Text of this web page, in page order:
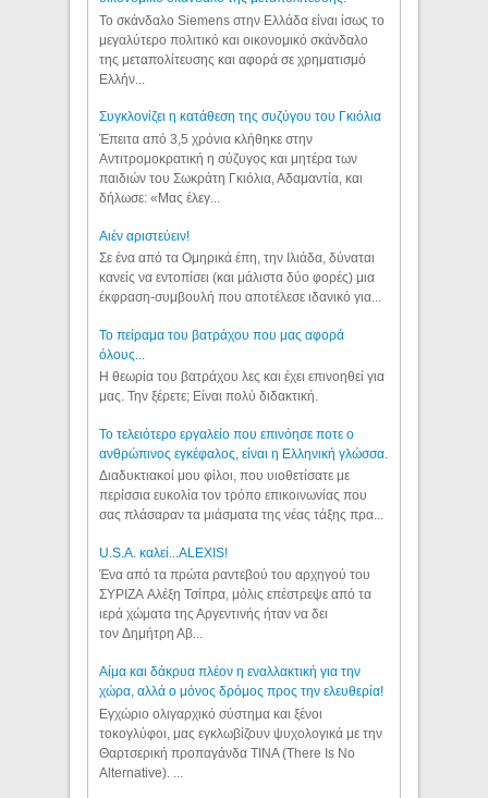
Το σκάνδαλο Siemens στην Ελλάδα είναι ίσως το
μεγαλύτερο πολιτικό και οικονομικό σκάνδαλο
της μεταπολίτευσης και αφορά σε χρηματισμό
Ελλήν...
Συγκλονίζει η κατάθεση της συζύγου του Γκιόλια
Έπειτα από 3,5 χρόνια κλήθηκε στην
Αντιτρομοκρατική η σύζυγος και μητέρα των
παιδιών του Σωκράτη Γκιόλια, Αδαμαντία, και
δήλωσε: «Μας έλεγ...
Aιέν αριστεύειν!
Σε ένα από τα Ομηρικά έπη, την Ιλιάδα, δύναται
κανείς να εντοπίσει (και μάλιστα δύο φορές) μια
έκφραση-συμβουλή που αποτέλεσε ιδανικό για...
Το πείραμα του βατράχου που μας αφορά
όλους...
Η θεωρία του βατράχου λες και έχει επινοηθεί για
μας. Την ξέρετε; Είναι πολύ διδακτική.
Το τελειότερο εργαλείο που επινόησε ποτε ο
ανθρώπινος εγκέφαλος, είναι η Ελληνική γλώσσα.
Διαδυκτιακοί μου φίλοι, που υιοθετίσατε με
περίσσια ευκολία τον τρόπο επικοινωνίας που
σας πλάσαραν τα μιάσματα της νέας τάξης πρα...
U.S.A. καλεί...ALEXIS!
Ένα από τα πρώτα ραντεβού του αρχηγού του
ΣΥΡΙΖΑ Αλέξη Τσίπρα, μόλις επέστρεψε από τα
ιερά χώματα της Αργεντινής ήταν να δει
τον Δημήτρη Αβ...
Αίμα και δάκρυα πλέον η εναλλακτική για την
χώρα, αλλά ο μόνος δρόμος προς την ελευθερία!
Εγχώριο ολιγαρχικό σύστημα και ξένοι
τοκογλύφοι, μας εγκλωβίζουν ψυχολογικά με την
Θαρτσερική προπαγάνδα TINA (There Is No
Alternative). ...